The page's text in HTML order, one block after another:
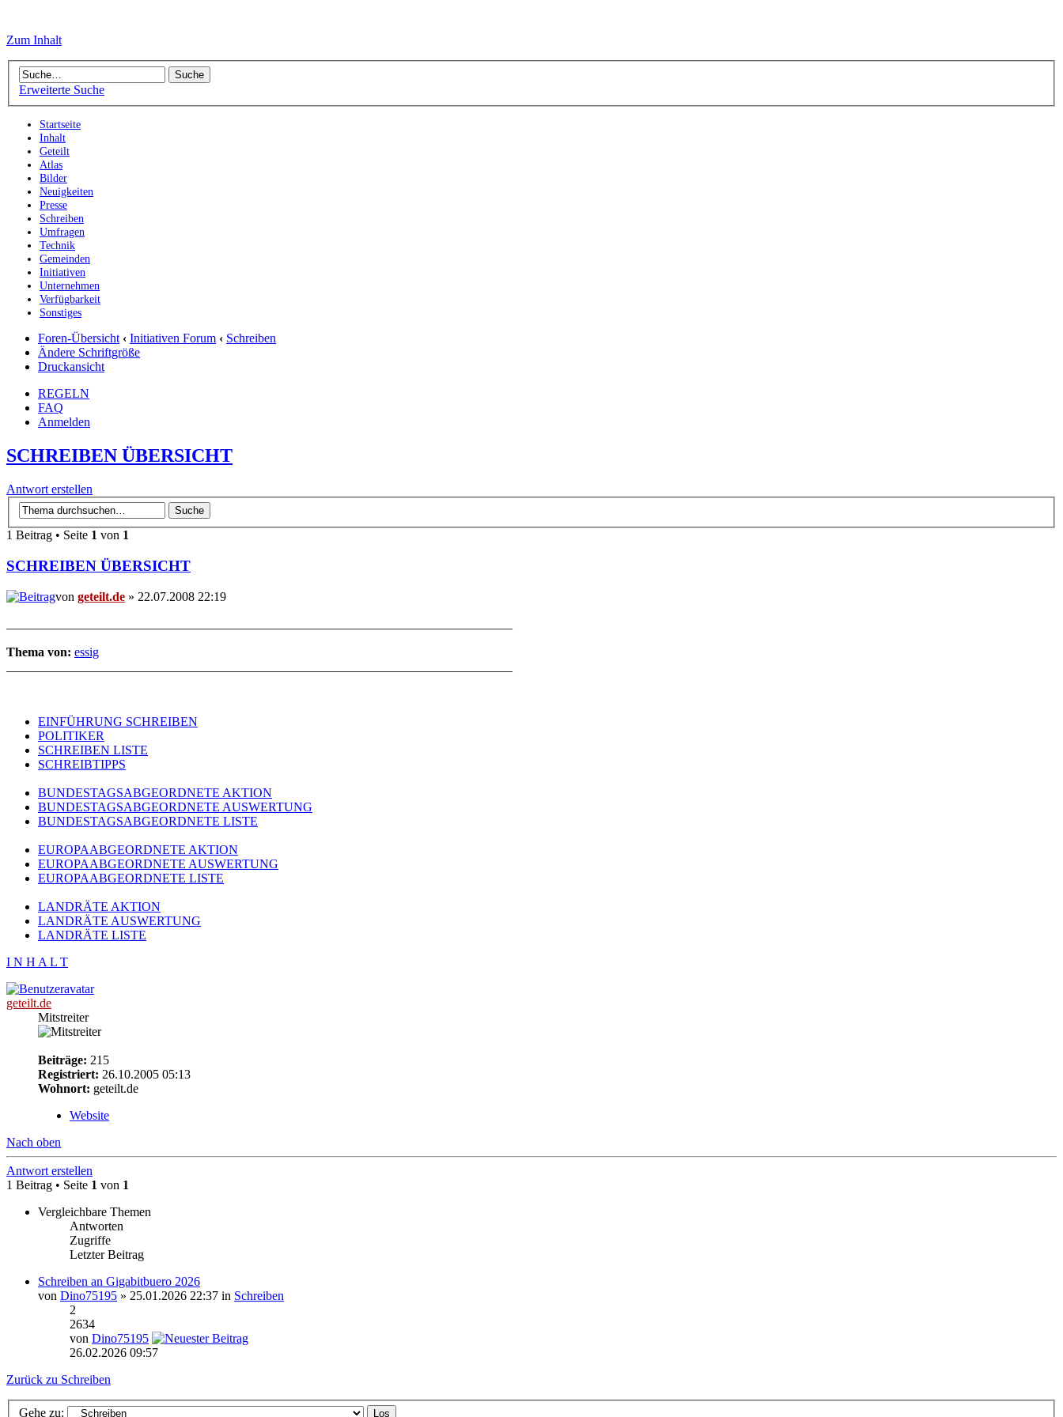
Zum Inhalt
Erweiterte Suche
Startseite
Inhalt
Geteilt
Atlas
Bilder
Neuigkeiten
Presse
Schreiben
Umfragen
Technik
Gemeinden
Initiativen
Unternehmen
Verfügbarkeit
Sonstiges
Foren-Übersicht ‹ Initiativen Forum ‹ Schreiben
Ändere Schriftgröße
Druckansicht
REGELN
FAQ
Anmelden
SCHREIBEN ÜBERSICHT
Antwort erstellen
1 Beitrag • Seite 1 von 1
SCHREIBEN ÜBERSICHT
von geteilt.de » 22.07.2008 22:19
Thema von: essig
EINFÜHRUNG SCHREIBEN
POLITIKER
SCHREIBEN LISTE
SCHREIBTIPPS
BUNDESTAGSABGEORDNETE AKTION
BUNDESTAGSABGEORDNETE AUSWERTUNG
BUNDESTAGSABGEORDNETE LISTE
EUROPAABGEORDNETE AKTION
EUROPAABGEORDNETE AUSWERTUNG
EUROPAABGEORDNETE LISTE
LANDRÄTE AKTION
LANDRÄTE AUSWERTUNG
LANDRÄTE LISTE
I N H A L T
geteilt.de
Mitstreiter
Beiträge: 215
Registriert: 26.10.2005 05:13
Wohnort: geteilt.de
Website
Nach oben
Antwort erstellen
1 Beitrag • Seite 1 von 1
Vergleichbare Themen
Antworten
Zugriffe
Letzter Beitrag
Schreiben an Gigabitbuero 2026
von Dino75195 » 25.01.2026 22:37 in Schreiben
2
2634
von Dino75195
26.02.2026 09:57
Zurück zu Schreiben
Gehe zu: